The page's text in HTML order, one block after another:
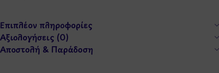
Επιπλέον πληροφορίες
Αξιολογήσεις (0)
Αποστολή & Παράδοση